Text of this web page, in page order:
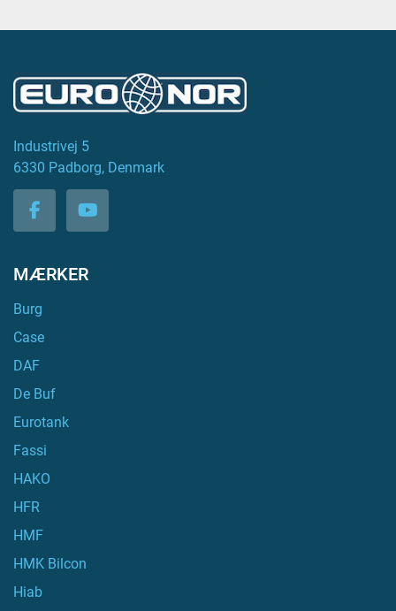
Industrivej 5
6330 Padborg, Denmark
facebookyoutube
MÆRKER
Burg
Case
DAF
De Buf
Eurotank
Fassi
HAKO
HFR
HMF
HMK Bilcon
Hiab